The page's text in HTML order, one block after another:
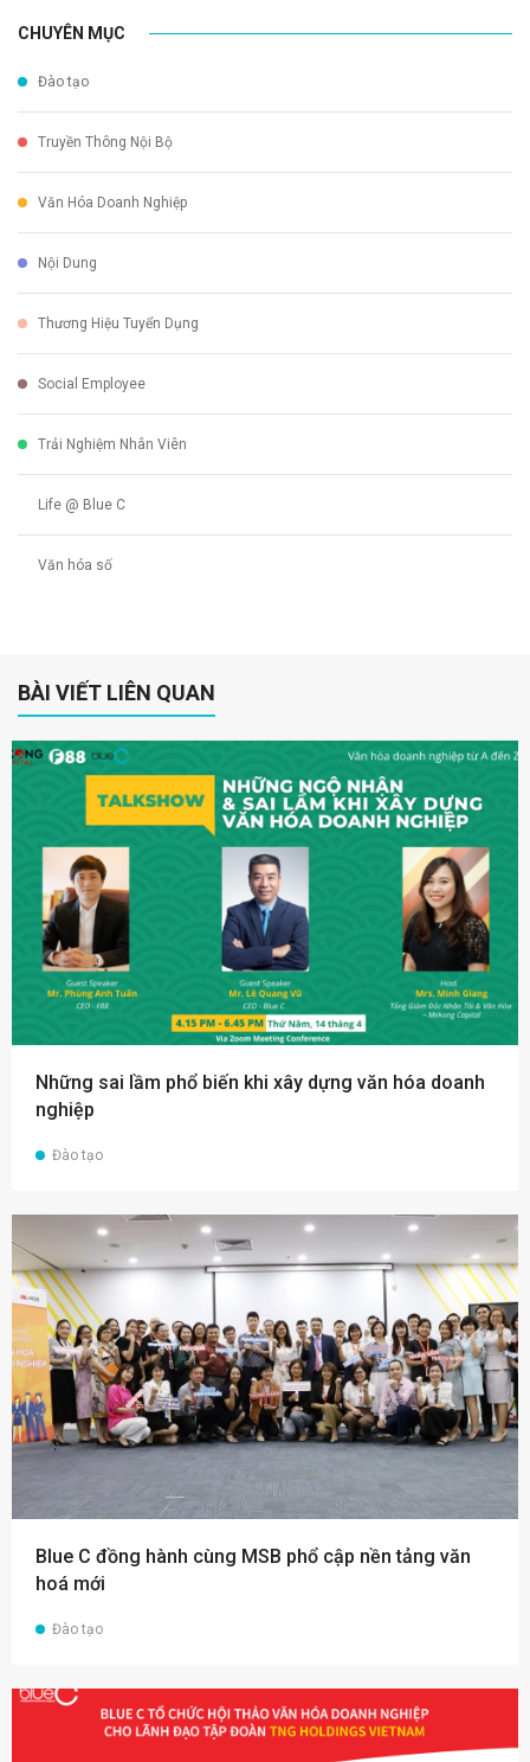
CHUYÊN MỤC
Đào tạo
Truyền Thông Nội Bộ
Văn Hóa Doanh Nghiệp
Nội Dung
Thương Hiệu Tuyển Dụng
Social Employee
Trải Nghiệm Nhân Viên
Life @ Blue C
Văn hóa số
BÀI VIẾT LIÊN QUAN
Những sai lầm phổ biến khi xây dựng văn hóa doanh
nghiệp
Đào tạo
Blue C đồng hành cùng MSB phổ cập nền tảng văn
hoá mới
Đào tạo